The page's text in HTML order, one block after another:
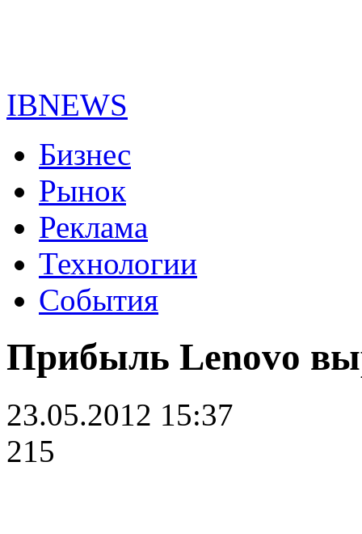
IBNEWS
Бизнес
Рынок
Реклама
Технологии
События
Прибыль Lenovo
23.05.2012 15:37
215